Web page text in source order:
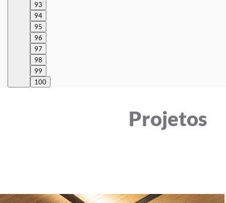
93
94
95
96
97
98
99
100
Projetos